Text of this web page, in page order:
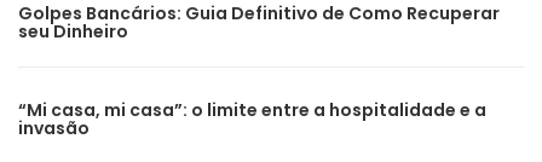
Golpes Bancários: Guia Definitivo de Como Recuperar
seu Dinheiro
“Mi casa, mi casa”: o limite entre a hospitalidade e a
invasão